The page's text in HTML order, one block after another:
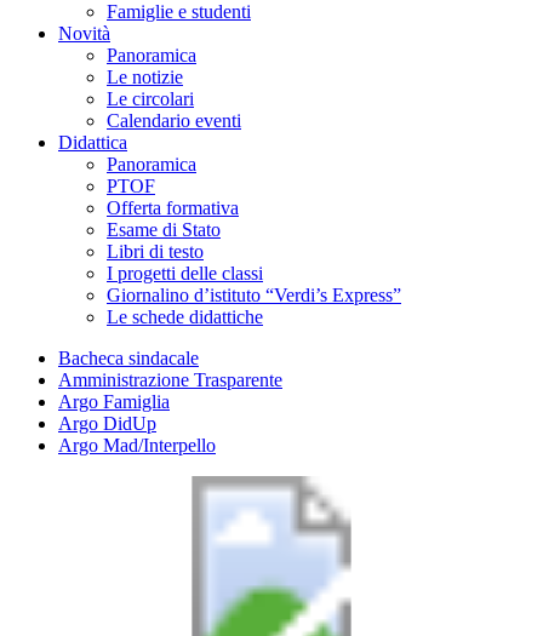
Famiglie e studenti
Novità
Panoramica
Le notizie
Le circolari
Calendario eventi
Didattica
Panoramica
PTOF
Offerta formativa
Esame di Stato
Libri di testo
I progetti delle classi
Giornalino d’istituto “Verdi’s Express”
Le schede didattiche
Bacheca sindacale
Amministrazione Trasparente
Argo Famiglia
Argo DidUp
Argo Mad/Interpello